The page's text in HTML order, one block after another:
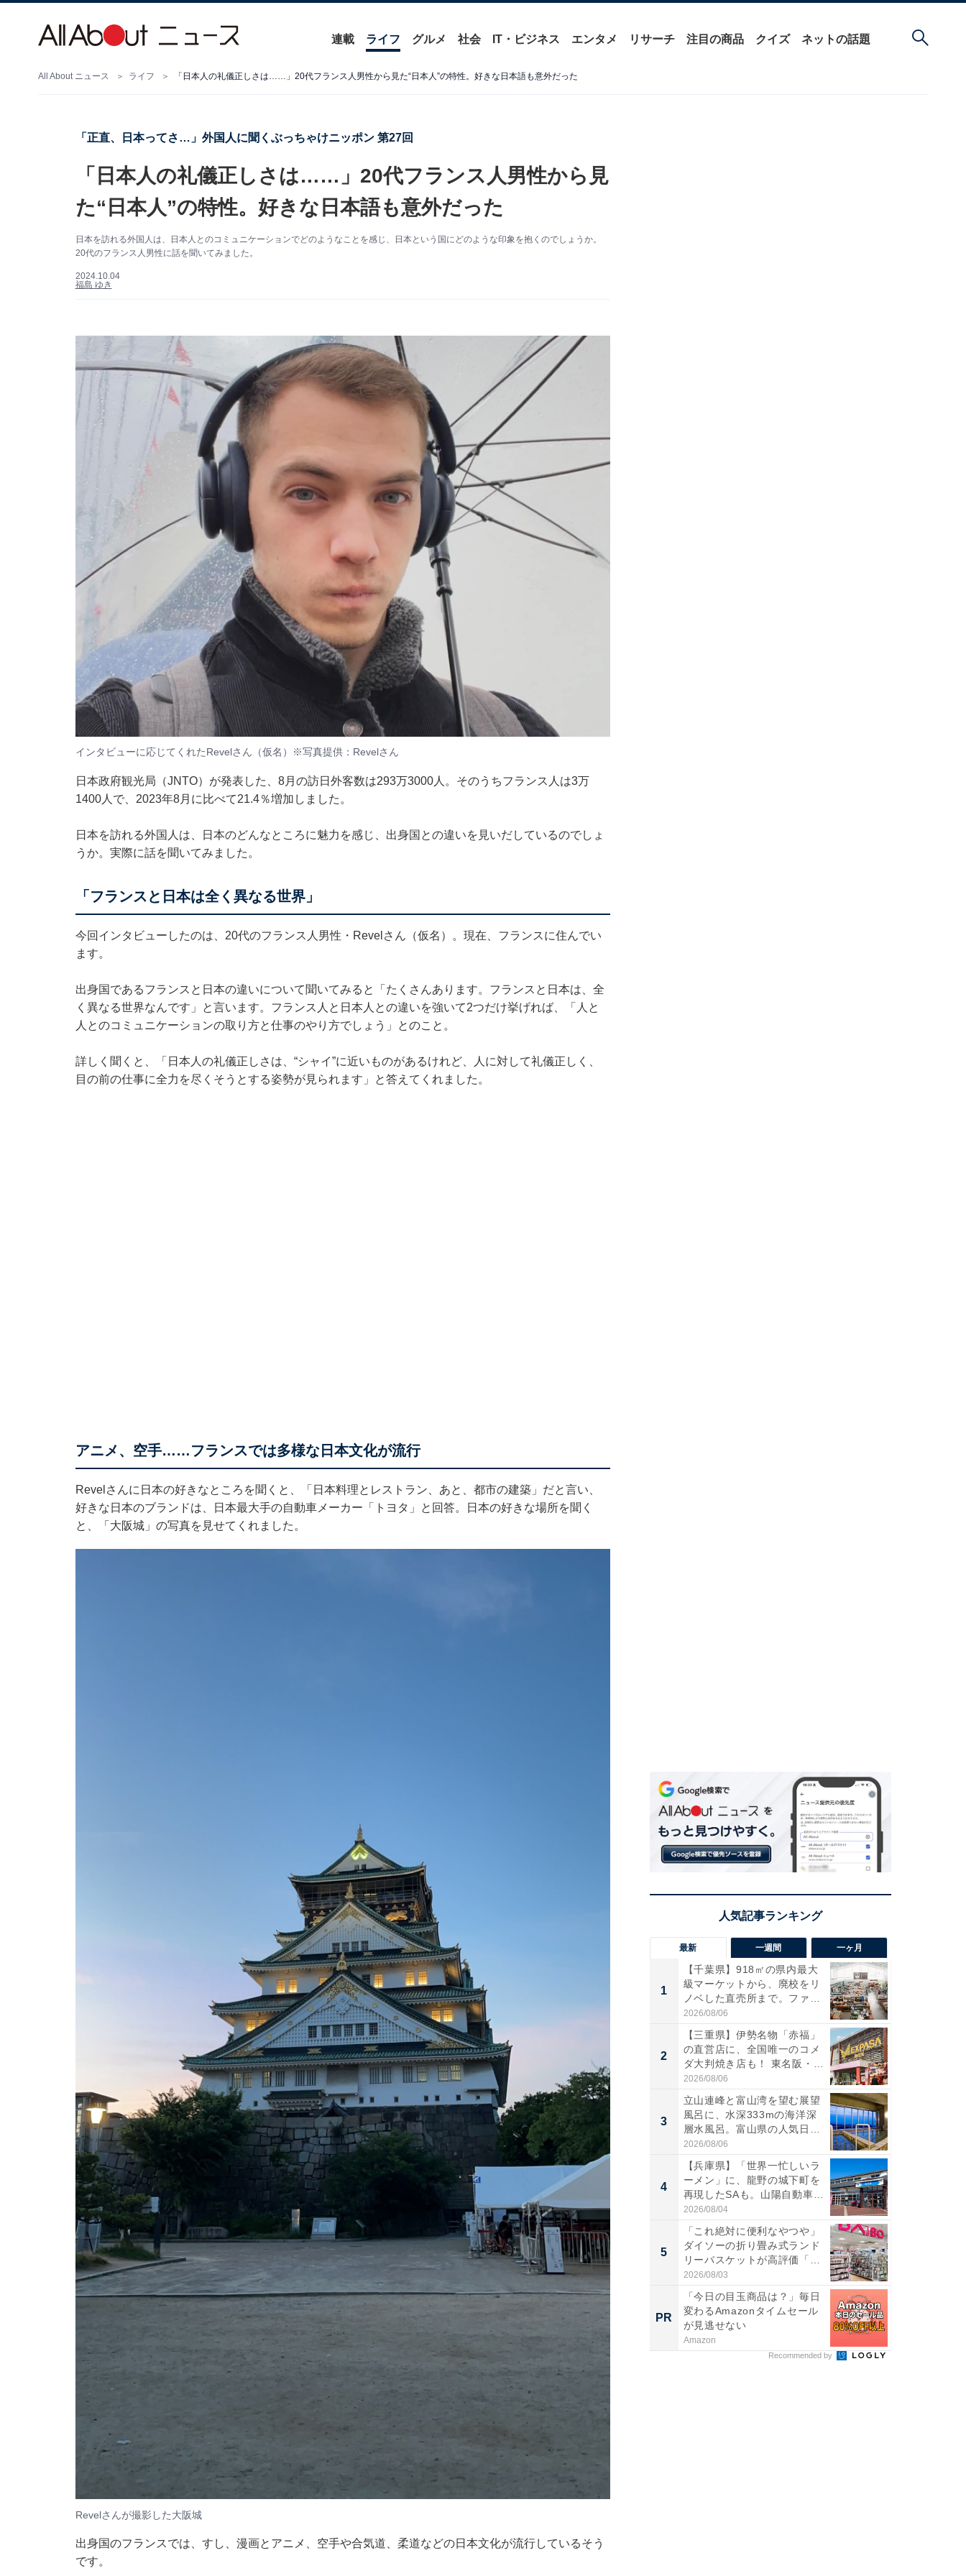
連載 ライフ グルメ 社会 IT・ビジネス エンタメ リサーチ 注目の商品 クイズ ネットの話題
All About ニュース ライフ 「日本人の礼儀正しさは……」20代フランス人男性から見た“日本人”の特性。好きな日本語も意外だった
「正直、日本ってさ…」外国人に聞くぶっちゃけニッポン 第27回
「日本人の礼儀正しさは……」20代フランス人男性から見
た“日本人”の特性。好きな日本語も意外だった
日本を訪れる外国人は、日本人とのコミュニケーションでどのようなことを感じ、日本という国にどのような印象を抱くのでしょうか。
20代のフランス人男性に話を聞いてみました。
2024.10.04
福島 ゆき
インタビューに応じてくれたRevelさん（仮名）※写真提供：Revelさん
日本政府観光局（JNTO）が発表した、8月の訪日外客数は293万3000人。そのうちフランス人は3万
1400人で、2023年8月に比べて21.4％増加しました。
日本を訪れる外国人は、日本のどんなところに魅力を感じ、出身国との違いを見いだしているのでしょ
うか。実際に話を聞いてみました。
「フランスと日本は全く異なる世界」
今回インタビューしたのは、20代のフランス人男性・Revelさん（仮名）。現在、フランスに住んでい
ます。
出身国であるフランスと日本の違いについて聞いてみると「たくさんあります。フランスと日本は、全
く異なる世界なんです」と言います。フランス人と日本人との違いを強いて2つだけ挙げれば、「人と
人とのコミュニケーションの取り方と仕事のやり方でしょう」とのこと。
詳しく聞くと、「日本人の礼儀正しさは、“シャイ”に近いものがあるけれど、人に対して礼儀正しく、
目の前の仕事に全力を尽くそうとする姿勢が見られます」と答えてくれました。
アニメ、空手……フランスでは多様な日本文化が流行
Revelさんに日本の好きなところを聞くと、「日本料理とレストラン、あと、都市の建築」だと言い、
好きな日本のブランドは、日本最大手の自動車メーカー「トヨタ」と回答。日本の好きな場所を聞く
と、「大阪城」の写真を見せてくれました。
Revelさんが撮影した大阪城
出身国のフランスでは、すし、漫画とアニメ、空手や合気道、柔道などの日本文化が流行しているそう
です。
最新 一週間 一ヶ月
1
【千葉県】918㎡の県内最大
級マーケットから、廃校をリ
ノベした直売所まで。ファ
ー...
2026/08/06
2
【三重県】伊勢名物「赤福」
の直営店に、全国唯一のコメ
ダ大判焼き店も！ 東名阪・
伊...
2026/08/06
3
立山連峰と富山湾を望む展望
風呂に、水深333mの海洋深
層水風呂。富山県の人気日
帰...
2026/08/06
4
【兵庫県】「世界一忙しいラ
ーメン」に、龍野の城下町を
再現したSAも。山陽自動車
道...
2026/08/04
5
「これ絶対に便利なやつや」
ダイソーの折り畳み式ランド
リーバスケットが高評価「使
わ...
2026/08/03
PR
「今日の目玉商品は？」毎日
変わるAmazonタイムセール
が見逃せない
Amazon
Recommended by